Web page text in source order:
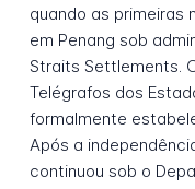
quando as primeiras
em Penang sob
Straits Settlements.
Telégrafos dos
formalmente
Após a
continuou sob o